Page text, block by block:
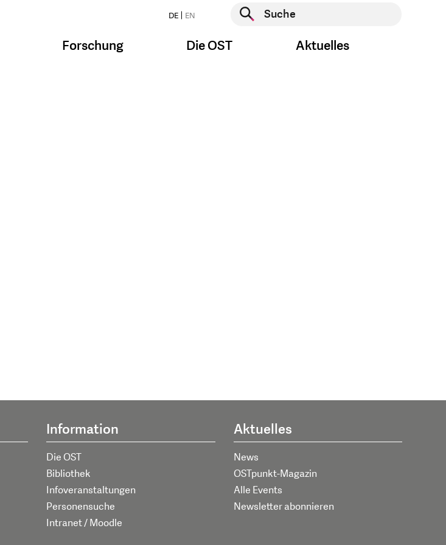
DE EN
Suche starten
Forschung Die OST Aktuelles
Information
Die OST
Bibliothek
Infoveranstaltungen
Personensuche
Intranet / Moodle
Aktuelles
News
OSTpunkt-Magazin
Alle Events
Newsletter abonnieren